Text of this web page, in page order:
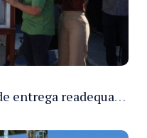
Governador Roberto Cidade entrega readequação do ambulatório da FCecon e amplia capacidade de atendimento oncológico em Manaus